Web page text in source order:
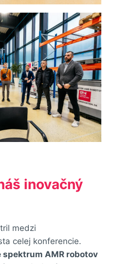
inovačný
medzi
celej konferencie.
spektrum AMR robotov